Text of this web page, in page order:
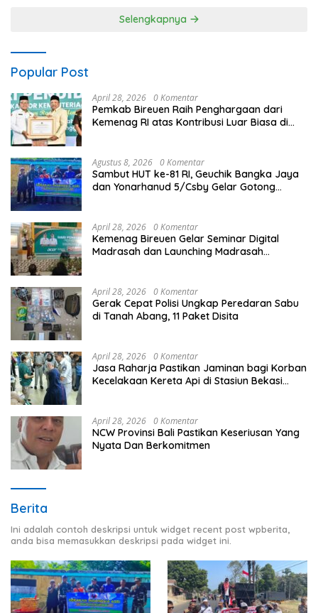
Selengkapnya
Popular Post
April 28, 2026 0 Komentar
Pemkab Bireuen Raih Penghargaan dari
Kemenag RI atas Kontribusi Luar Biasa di
Agustus 8, 2026 0 Komentar
Sambut HUT ke-81 RI, Geuchik Bangka Jaya
dan Yonarhanud 5/Csby Gelar Gotong
April 28, 2026 0 Komentar
Kemenag Bireuen Gelar Seminar Digital
Madrasah dan Launching Madrasah
April 28, 2026 0 Komentar
Gerak Cepat Polisi Ungkap Peredaran Sabu
di Tanah Abang, 11 Paket Disita
April 28, 2026 0 Komentar
Jasa Raharja Pastikan Jaminan bagi Korban
Kecelakaan Kereta Api di Stasiun Bekasi
April 28, 2026 0 Komentar
NCW Provinsi Bali Pastikan Keseriusan Yang
Nyata Dan Berkomitmen
Berita
Ini adalah contoh deskripsi untuk widget recent post wpberita,
anda bisa memasukkan deskripsi pada widget ini.